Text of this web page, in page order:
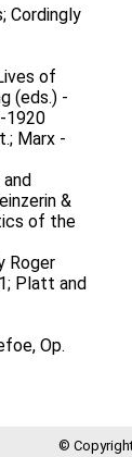
Cordingly
of
(eds.) -
1920
Marx -
&
of the
Roger
Platt and
Op.
©